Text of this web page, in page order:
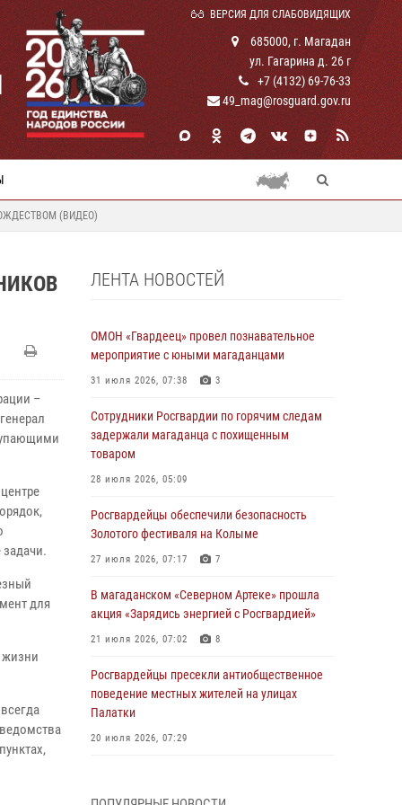
ВЕРСИЯ ДЛЯ СЛАБОВИДЯЩИХ
685000, г. Магадан
ул. Гагарина д. 26 г
+7 (4132) 69-76-33
49_mag@rosguard.gov.ru
(ВИДЕО)
–
для
жизни
ЛЕНТА НОВОСТЕЙ
ОМОН «Гвардеец» провел познавательное
мероприятие с юными магаданцами
31 июля 2026, 07:38 3
Сотрудники Росгвардии по горячим следам
задержали магаданца с похищенным
товаром
28 июля 2026, 05:09
Росгвардейцы обеспечили безопасность
Золотого фестиваля на Колыме
27 июля 2026, 07:17 7
В магаданском «Северном Артеке» прошла
акция «Зарядись энергией с Росгвардией»
21 июля 2026, 07:02 8
Росгвардейцы пресекли антиобщественное
поведение местных жителей на улицах
Палатки
20 июля 2026, 07:29